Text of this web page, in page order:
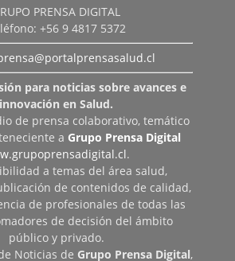
PRENSA DIGITAL
+56 9 4817 5372
para noticias sobre avances e
innovación en Salud.
de prensa colaborativo, temático
a Grupo Prensa Digital
.
a temas del área salud,
de contenidos de calidad,
de profesionales de todas las
de decisión del ámbito
público y privado.
Noticias de Grupo Prensa Digital,